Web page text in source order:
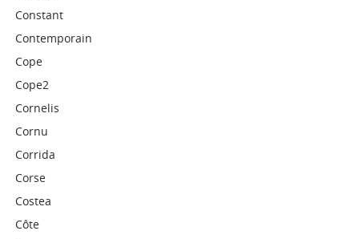
Constant
Contemporain
Cope
Cope2
Cornelis
Cornu
Corrida
Corse
Costea
Côte